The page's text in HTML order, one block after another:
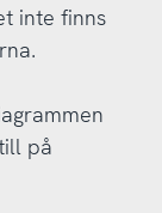
inte finns
på